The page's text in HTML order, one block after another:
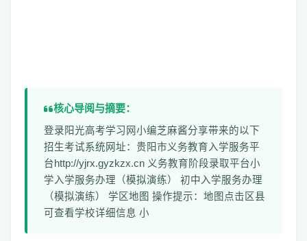
核心导阅与摘要：
登录阳光高考学习网小编芝麻酱分享带来的以下
招生考试系统网址：贵阳市义务教育入学服务平
台http://yjrx.gyzkzx.cn 义务教育阶段录取平台小
学入学服务办理（模拟演练） 初中入学服务办理
（模拟演练） 学区地图 操作提示：地图点击区县
可查看学校详细信息 小